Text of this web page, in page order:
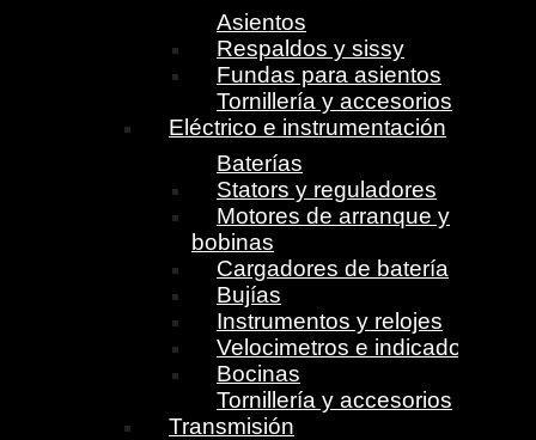
Asientos
Respaldos y sissy
Fundas para asientos
Tornillería y accesorios
Eléctrico e instrumentación
Baterías
Stators y reguladores
Motores de arranque y
bobinas
Cargadores de batería
Bujías
Instrumentos y relojes
Velocimetros e indicadores
Bocinas
Tornillería y accesorios
Transmisión